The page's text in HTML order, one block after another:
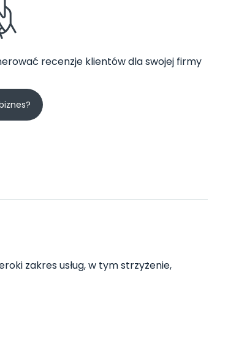
recenzje klientów dla swojej firmy
zakres usług, w tym strzyżenie,